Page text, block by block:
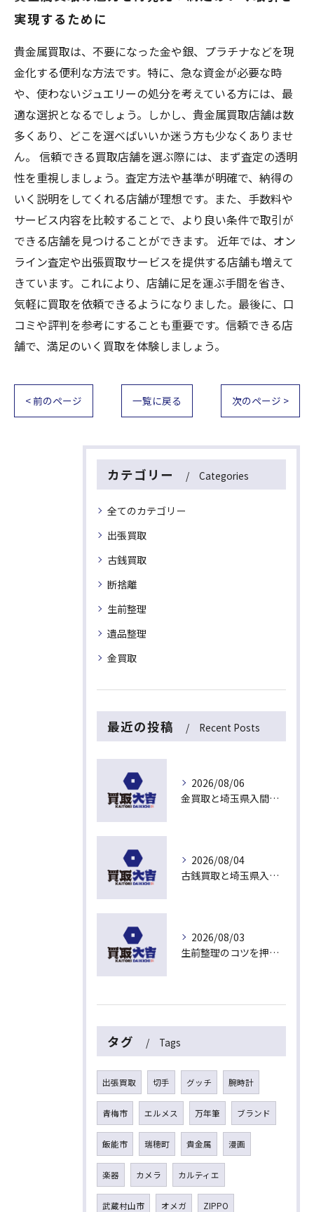
実現するために
貴金属買取は、不要になった金や銀、プラチナなどを現
金化する便利な方法です。特に、急な資金が必要な時
や、使わないジュエリーの処分を考えている方には、最
適な選択となるでしょう。しかし、貴金属買取店舗は数
多くあり、どこを選べばいいか迷う方も少なくありませ
ん。 信頼できる買取店舗を選ぶ際には、まず査定の透明
性を重視しましょう。査定方法や基準が明確で、納得の
いく説明をしてくれる店舗が理想です。また、手数料や
サービス内容を比較することで、より良い条件で取引が
できる店舗を見つけることができます。 近年では、オン
ライン査定や出張買取サービスを提供する店舗も増えて
きています。これにより、店舗に足を運ぶ手間を省き、
気軽に買取を依頼できるようになりました。最後に、口
コミや評判を参考にすることも重要です。信頼できる店
舗で、満足のいく買取を体験しましょう。
< 前のページ 一覧に戻る 次のページ >
カテゴリー Categories
全てのカテゴリー
出張買取
古銭買取
断捨離
生前整理
遺品整理
金買取
最近の投稿 Recent Posts
2026/08/06
金買取と埼玉県入間市下藤沢で無料査定を活用した今売るべきか判断する最新ガイド
2026/08/04
古銭買取と埼玉県入間市東藤沢でおすすめの査定比較と相場チェックポイント
2026/08/03
生前整理のコツを押さえて埼玉県入間市上藤沢で安心して進める方法
タグ Tags
出張買取 切手 グッチ 腕時計
青梅市 エルメス 万年筆 ブランド
飯能市 瑞穂町 貴金属 漫画
楽器 カメラ カルティエ
武蔵村山市 オメガ ZIPPO